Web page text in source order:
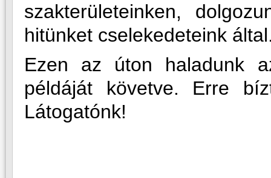
szakterületeinken,
hitünket cselekedeteink
Ezen az úton haladunk
példáját követve. Erre
Látogatónk!